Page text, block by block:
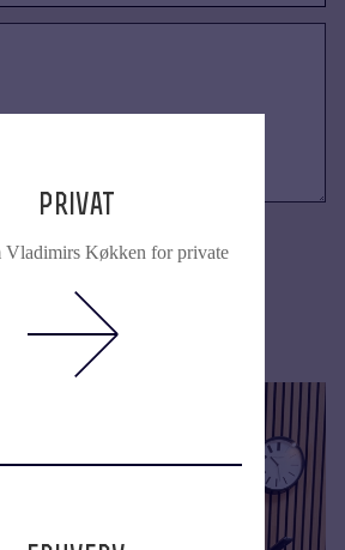
privat
Vladimirs Køkken for private